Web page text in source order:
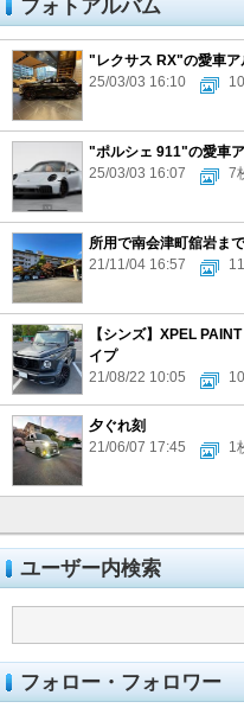
フォトアルバム
"レクサス RX"の愛車ア
25/03/03 16:10
"ポルシェ 911"の愛車
25/03/03 16:07
7
所用で南会津町舘岩まで
21/11/04 16:57
【シンズ】XPEL
イプ
21/08/22 10:05
夕ぐれ刻
21/06/07 17:45
1
ユーザー内検索
フォロー・フォロワー